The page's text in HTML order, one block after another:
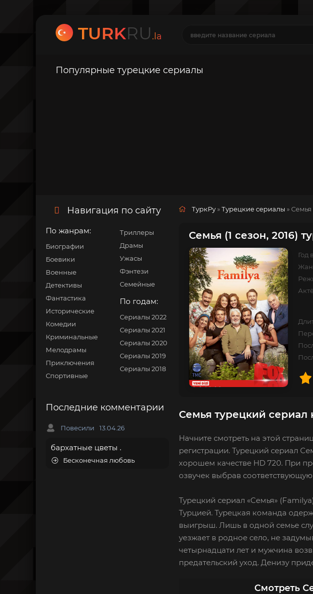
TURKRU .la
Популярные турецкие сериалы
Навигация по сайту
По жанрам:
Биографии
Боевики
Военные
Детективы
Фантастика
Исторические
Комедии
Криминальные
Мелодрамы
Приключения
Спортивные
Триллеры
Драмы
Ужасы
Фэнтези
Семейные
По годам:
Сериалы 2022
Сериалы 2021
Сериалы 2020
Сериалы 2019
Сериалы 2018
Последние комментарии
Повесили 13.04.26
бархатные цветы .
Бесконечная любовь
ТуркРу »Турецкие сериалы » Семья
Семья (1 сезон, 2016)
Год
Семья турецкий сериал
Начните смотреть на этой
регистрации. Турецкий сериал
хорошем качестве HD 720. При
озвучек выбрав
Турецкий сериал «Семья»
Турцией. Турецкая команда
выигрыш. Лишь в одной семье
уезжает в родное село, не
четырнадцати лет и мужчина
предательский уход. Денизу
Смотреть